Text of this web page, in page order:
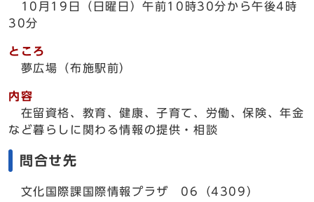
10月19日（日曜日）午前10時30分から午後4時
30分
ところ
夢広場（布施駅前）
内容
在留資格、教育、健康、子育て、労働、保険、年金
など暮らしに関わる情報の提供・相談
問合せ先
文化国際課国際情報プラザ 06（4309）